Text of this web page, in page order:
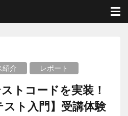
Boot テスト入門】受講体験記
紹介 レポート
トコードを実装！
スト入門】受講体験